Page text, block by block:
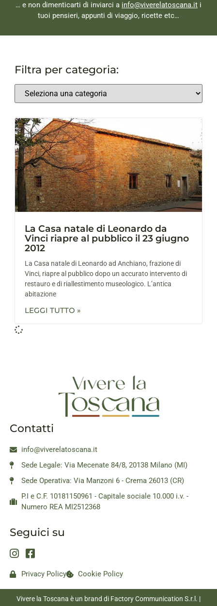
… e non dimenticarti di inviarci a info@viverelatoscana.it i
tuoi pensieri, appunti di viaggio, ricette etc…
Filtra per categoria:
La Casa natale di Leonardo da
Vinci riapre al pubblico il 23 giugno
2012
La Casa natale di Leonardo ad Anchiano, frazione di
Vinci, riapre al pubblico dopo un accurato intervento di
restauro e di riallestimento museologico. L’antica
abitazione
LEGGI TUTTO »
Contatti
info@viverelatoscana.it
Sede Legale: Via Mecenate 84/8, 20138 Milano (MI)
Sede Operativa: Via Manzoni 6 - Crema 26013 (CR)
P.I e C.F. 10181150961 - Capitale sociale 10.000 i.v. -
Numero REA MI2512368
Seguici su
Privacy Policy Cookie Policy
Vivere la Toscana è un brand di Factory Communication S.r.l. |